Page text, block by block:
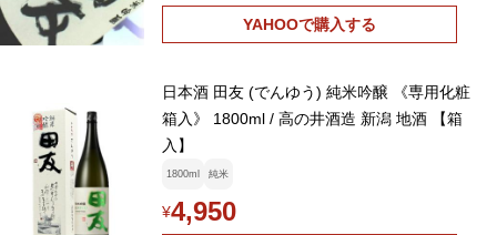
YAHOOで購入する
日本酒 田友 (でんゆう) 純米吟醸 《専用化粧
箱入》 1800ml / 高の井酒造 新潟 地酒 【箱
入】
1800ml 純米
¥4,950